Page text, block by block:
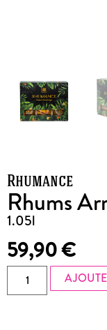
Rhumance
Rhums
1.05l
59,90€